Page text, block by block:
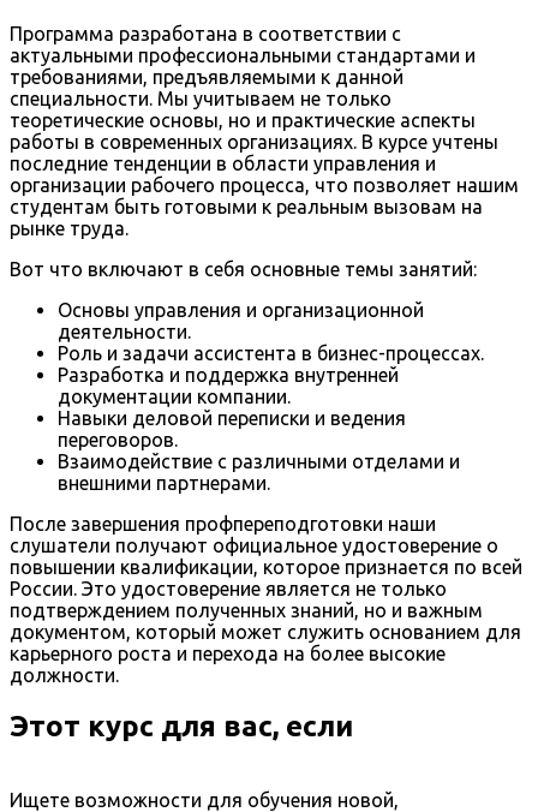
Программа разработана в соответствии с
актуальными профессиональными стандартами и
требованиями, предъявляемыми к данной
специальности. Мы учитываем не только
теоретические основы, но и практические аспекты
работы в современных организациях. В курсе учтены
последние тенденции в области управления и
организации рабочего процесса, что позволяет нашим
студентам быть готовыми к реальным вызовам на
рынке труда.
Вот что включают в себя основные темы занятий:
Основы управления и организационной
деятельности.
Роль и задачи ассистента в бизнес-процессах.
Разработка и поддержка внутренней
документации компании.
Навыки деловой переписки и ведения
переговоров.
Взаимодействие с различными отделами и
внешними партнерами.
После завершения профпереподготовки наши
слушатели получают официальное удостоверение о
повышении квалификации, которое признается по всей
России. Это удостоверение является не только
подтверждением полученных знаний, но и важным
документом, который может служить основанием для
карьерного роста и перехода на более высокие
должности.
Этот курс для вас, если
Ищете возможности для обучения новой,